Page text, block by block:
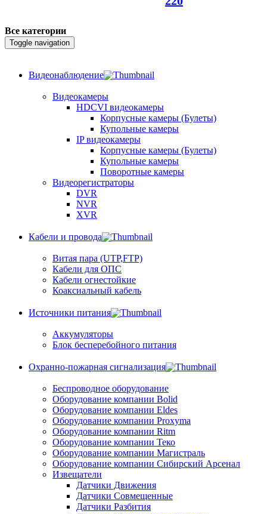
Все категории
Toggle navigation
Видеонаблюдение
Видеокамеры
HDCVI видеокамеры
Корпусные камеры (Булеты)
Купольные камеры
IP видеокамеры
Корпусные камеры (Булеты)
Купольные камеры
Поворотные камеры
Видеорегистраторы
DVR
NVR
XVR
Кабели и провода
Витая пара (UTP,FTP)
Кабели для ОПС
Кабели огнестойкие
Коаксиальный кабель
Источники питания
Аккумуляторы
Блок бесперебойного питания
Охранно-пожарная сигнализация
Беспроводное оборудование
Оборудование компании Bolid
Оборудование компании Eldes
Оборудование компании Proxyma
Оборудование компании Ritm
Оборудование компании Теко
Оборудование компании Магистраль
Оборудование компании Сибирский Арсенал
Извещатели
Датчики Движения
Датчики Совмещенные
Датчики Разбития